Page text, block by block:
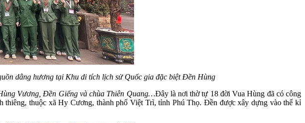
dâng hương tại Khu di tích lịch sử Quốc gia đặc biệt Đền Hùng
Vương, Đền Giếng và chùa Thiên Quang…Đây là nơi thờ tự 18 đời Vua Hùng đã có công
thuộc xã Hy Cương, thành phố Việt Trì, tỉnh Phú Thọ. Đền được xây dựng vào thế kỉ